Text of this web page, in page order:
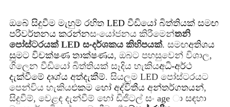
ඔබේ සිදුවීම මැහුම් රහිත LED වීඩියෝ බිත්තියක් සමඟ
පරිවර්තනය කරන්නසංයෝජනය කිරීමෙන්තනි
පෝස්ටරයක් ​​LED සංදර්ශකය කිහිපයක්. සමඟඅතිශය
සුමට විචක්ෂණ තාක්ෂණය, ඔබට පහසුවෙන් විශාල,
ගිලෙන වීඩියෝ බිත්තියක් සෑදිය හැකියඅධි-අර්ථ
දැක්වීමේ දෘශ්ය අත්දැකීම්. සියලුම LED පෝස්ටරයට
පෙන්විය හැකියඑකම හෝ අද්විතීය අන්තර්ගතයන්,
සිදුවීම්, වෙළඳ දැන්වීම් හෝ ඩිජිටල් සං age ා සඳහා